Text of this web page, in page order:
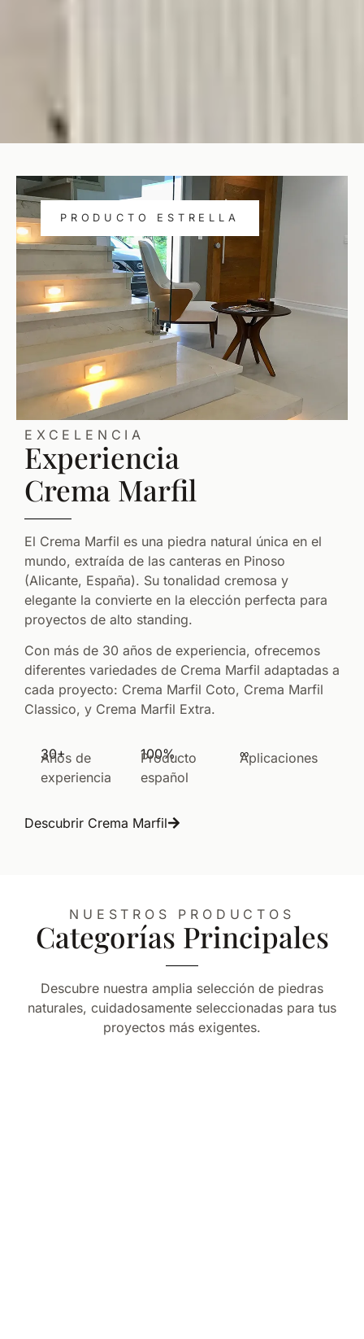
PRODUCTO ESTRELLA
EXCELENCIA
Experiencia
Crema Marfil
El Crema Marfil es una piedra natural única en el
mundo, extraída de las canteras en Pinoso
(Alicante, España). Su tonalidad cremosa y
elegante la convierte en la elección perfecta para
proyectos de alto standing.
Con más de 30 años de experiencia, ofrecemos
diferentes variedades de Crema Marfil adaptadas a
cada proyecto: Crema Marfil Coto, Crema Marfil
Classico, y Crema Marfil Extra.
30+
Años de
experiencia
100%
Producto
español
∞
Aplicaciones
Descubrir Crema Marfil
NUESTROS PRODUCTOS
Categorías Principales
Descubre nuestra amplia selección de piedras
naturales, cuidadosamente seleccionadas para tus
proyectos más exigentes.